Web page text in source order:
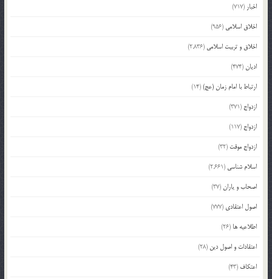
اخبار (717)
اخلاق اسلامی (956)
اخلاق و تربیت اسلامی (2,836)
ادیان(474)
ارتباط با امام زمان (عج)(14)
ازدواج (371)
ازدواج (117)
ازدواج موقت (32)
اسلام شناسی (2,661)
اصحاب و یاران(37)
اصول اعتقادی (777)
اطلاعیه ها (26)
اعتقادات و اصول دین (28)
اعتکاف (43)